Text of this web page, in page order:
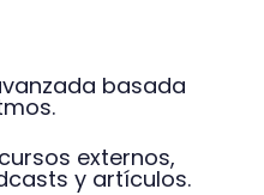
basada
externos,
y artículos.